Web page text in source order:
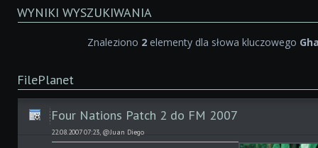
WYNIKI WYSZUKIWANIA
Znaleziono 2 elementy dla słowa kluczowego
FilePlanet
Four Nations Patch 2 do FM 2007
22.08.2007 07:23, @Juan Diego